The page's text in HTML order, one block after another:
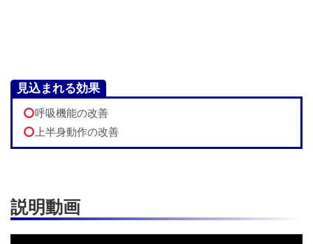
見込まれる効果
呼吸機能の改善
上半身動作の改善
説明動画